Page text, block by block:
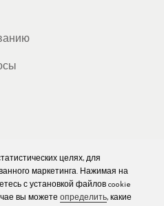
целях, для
маркетинга. Нажимая на
с установкой файлов cookie
вы можете определить, какие